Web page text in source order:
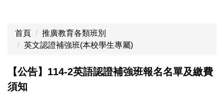
首頁
推廣教育各類班別
英文認證補強班(本校學生專屬)
【公告】114-2英語認證補強班報名名單及繳費
須知